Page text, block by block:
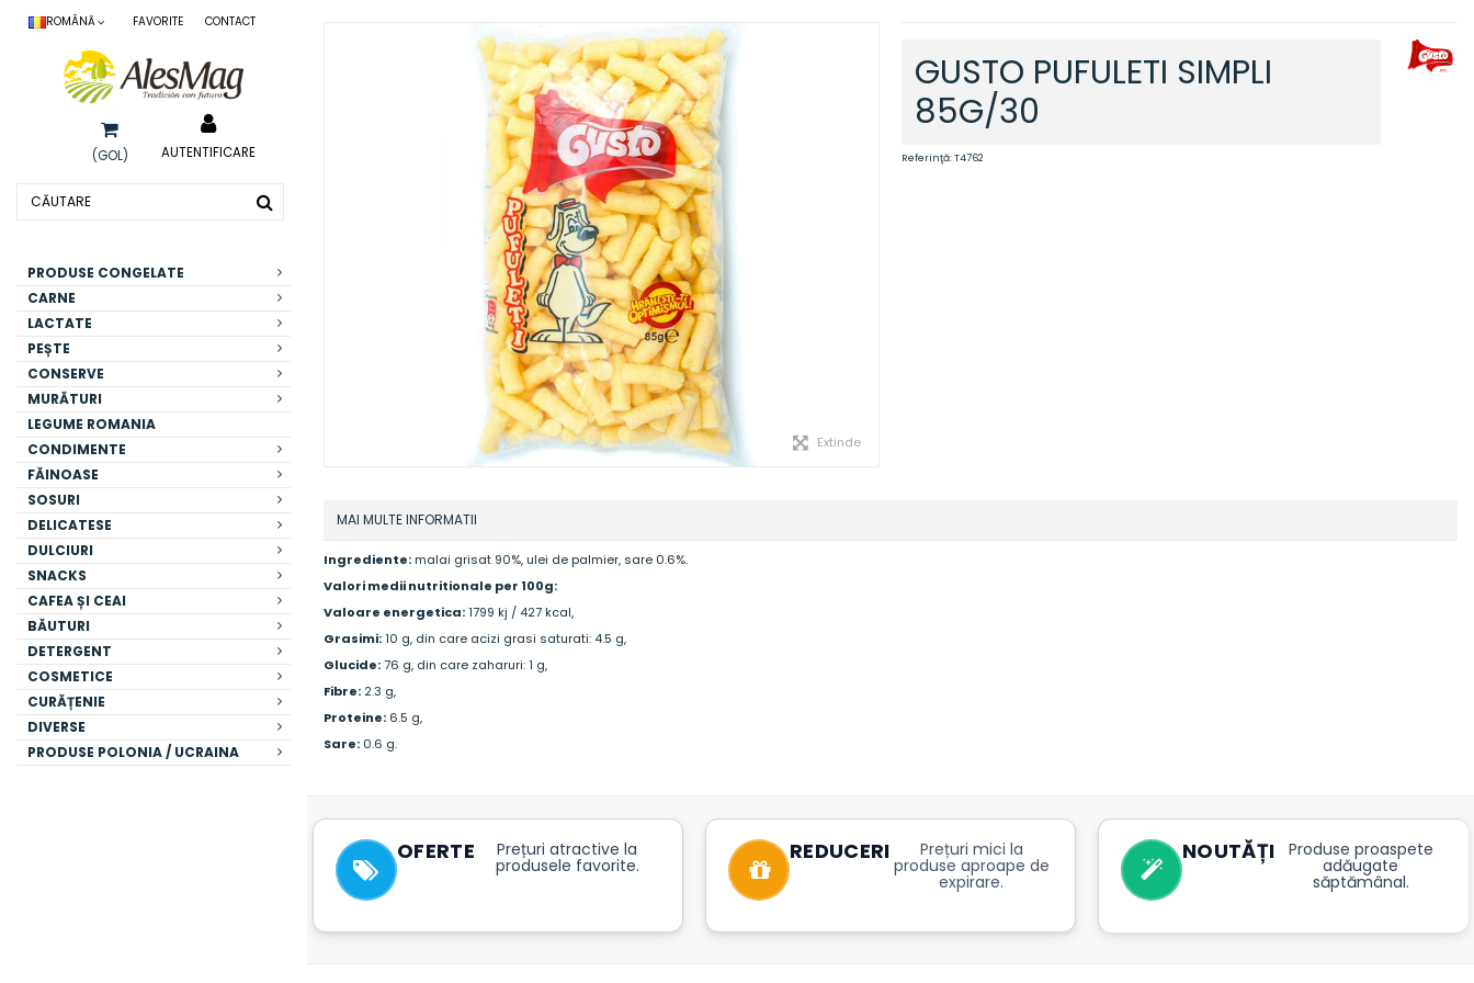
ROMÂNĂ FAVORITE CONTACT
(GOL) AUTENTIFICARE
PRODUSE CONGELATE
CARNE
LACTATE
PEȘTE
CONSERVE
MURĂTURI
LEGUME ROMANIA
CONDIMENTE
FĂINOASE
SOSURI
DELICATESE
DULCIURI
SNACKS
CAFEA ȘI CEAI
BĂUTURI
DETERGENT
COSMETICE
CURĂȚENIE
DIVERSE
PRODUSE POLONIA / UCRAINA
Extinde
GUSTO PUFULETI SIMPLI
85G/30
Referinţă:T4762
MAI MULTE INFORMATII
Ingrediente: malai grisat 90%, ulei de palmier, sare 0.6%.
Valori medii nutritionale per 100g:
Valoare energetica:1799 kj / 427 kcal,
Grasimi:10 g, din care acizi grasi saturati: 4.5 g,
Glucide:76 g, din care zaharuri: 1 g,
Fibre: 2.3 g,
Proteine: 6.5 g,
Sare: 0.6 g.
OFERTE Prețuri atractive la
produsele favorite.
REDUCERI Prețuri mici la
produse aproape de
expirare.
NOUTĂȚI Produse proaspete
adăugate
săptămânal.